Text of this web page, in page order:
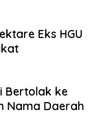
Eks HGU
Bertolak ke
Nama Daerah